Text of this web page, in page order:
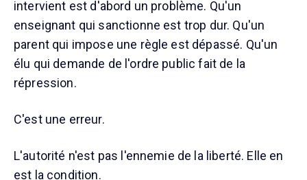
intervient est d'abord un problème. Qu'un
enseignant qui sanctionne est trop dur. Qu'un
parent qui impose une règle est dépassé. Qu'un
élu qui demande de l'ordre public fait de la
répression.
C'est une erreur.
L'autorité n'est pas l'ennemie de la liberté. Elle en
est la condition.